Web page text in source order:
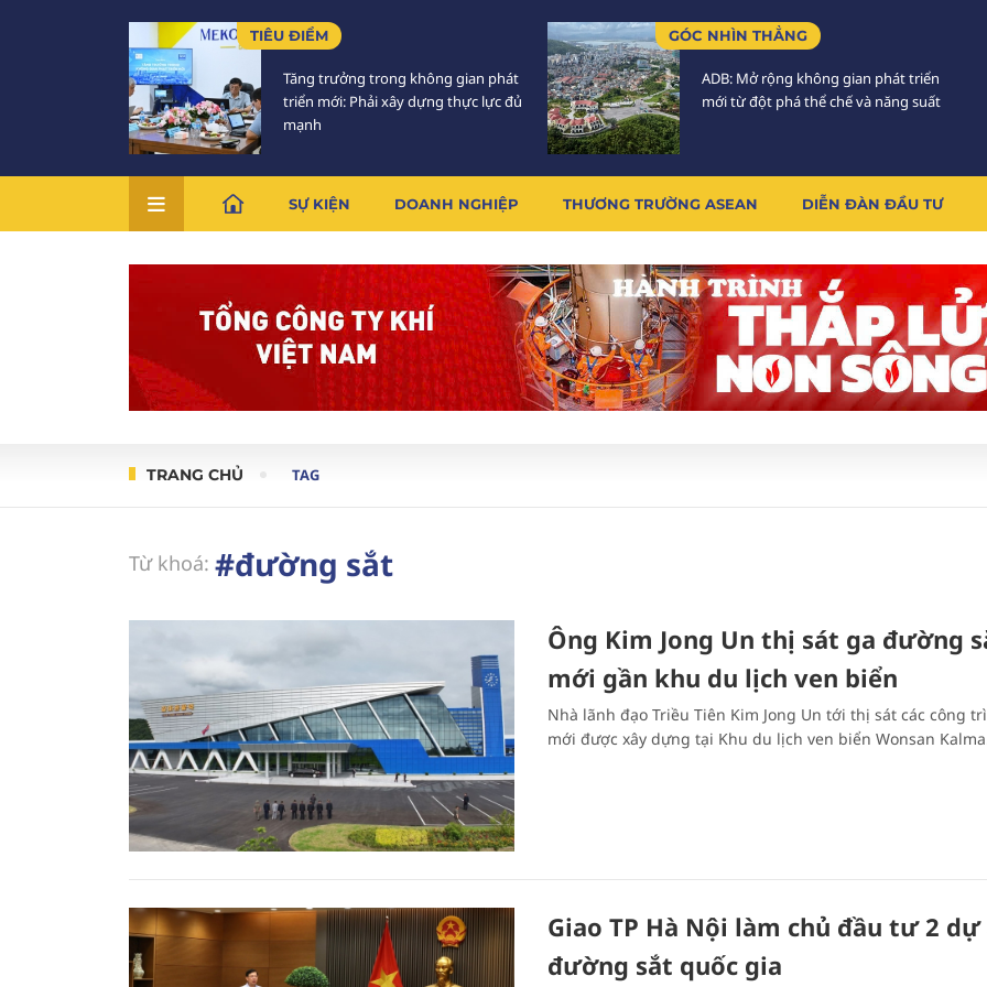
TIÊU ĐIỂM
Tăng trưởng trong không gian phát
triển mới: Phải xây dựng thực lực đủ
mạnh
GÓC NHÌN THẲNG
ADB: Mở rộng không gian phát triển
mới từ đột phá thể chế và năng suất
SỰ KIỆN DOANH NGHIỆP THƯƠNG TRƯỜNG ASEAN DIỄN ĐÀN ĐẦU TƯ
TRANG CHỦ TAG
Từ khoá: #đường sắt
Ông Kim Jong Un thị sát ga đường
mới gần khu du lịch ven biển
Nhà lãnh đạo Triều Tiên Kim Jong Un tới thị sát các công
mới được xây dựng tại Khu du lịch ven biển Wonsan
Giao TP Hà Nội làm chủ đầu tư 2 dự
đường sắt quốc gia